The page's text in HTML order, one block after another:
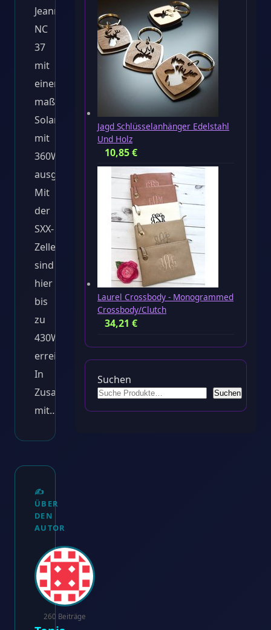
Jeanneau
NC
37
mit
einer
maßgefertigten
Solaranlage
mit
360Wp
ausgestattet.
Mit
der
SXX-
Zelle
sind
hier
bis
zu
430Wp
erreichbar.
In
Zusammenarbeit
mit…
✍️
ÜBER
DEN
AUTOR
260 Beiträge
Jagd Schlüsselanhänger Edelstahl
Und Holz
10,85€
Laurel Crossbody - Monogrammed
Crossbody/Clutch
34,21 €
Suchen
Suchen